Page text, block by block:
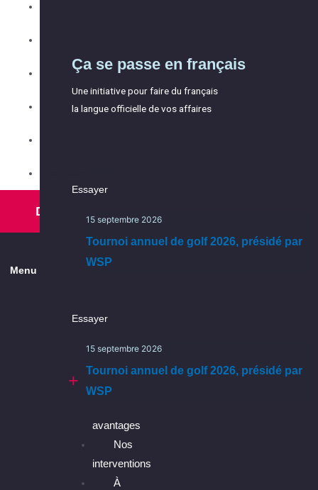
Équipe
Partenaires
Répertoire des membres
Les services
intégration
continue
Une initiative pour faire du français
la langue officielle de vos affaires
Essayer
15 septembre 2026
Tournoi annuel de golf 2026, présidé par
WSP
Ça se passe en français
Une initiative pour faire du français
la langue officielle de vos affaires
Essayer
15 septembre 2026
Tournoi annuel de golf 2026, présidé par
WSP
Devenir membre
Menu
Explorer
CCEM
avantages
Nos
interventions
À